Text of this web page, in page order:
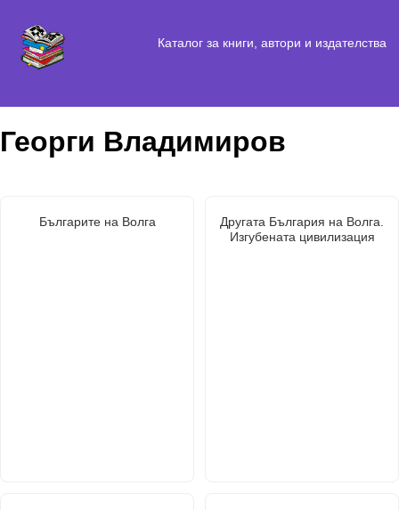
Каталог за книги, автори и издателства
Георги Владимиров
Българите на Волга
Другата България на Волга.
Изгубената цивилизация